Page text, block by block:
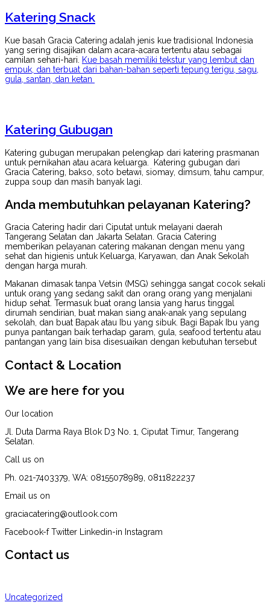
Katering Snack
Kue basah Gracia Catering adalah jenis kue tradisional Indonesia
yang sering disajikan dalam acara-acara tertentu atau sebagai
camilan sehari-hari.
Kue basah memiliki tekstur yang lembut dan
empuk, dan terbuat dari bahan-bahan seperti tepung terigu, sagu,
gula, santan, dan ketan
Katering Gubugan
Katering gubugan merupakan pelengkap dari katering prasmanan
untuk pernikahan atau acara keluarga. Katering gubugan dari
Gracia Catering, bakso, soto betawi, siomay, dimsum, tahu campur,
zuppa soup dan masih banyak lagi.
Anda membutuhkan pelayanan Katering?
Gracia Catering hadir dari Ciputat untuk melayani daerah
Tangerang Selatan dan Jakarta Selatan. Gracia Catering
memberikan pelayanan catering makanan dengan menu yang
sehat dan higienis untuk Keluarga, Karyawan, dan Anak Sekolah
dengan harga murah.
Makanan dimasak tanpa Vetsin (MSG) sehingga sangat cocok sekali
untuk orang yang sedang sakit dan orang orang yang menjalani
hidup sehat. Termasuk buat orang lansia yang harus tinggal
dirumah sendirian, buat makan siang anak-anak yang sepulang
sekolah, dan buat Bapak atau Ibu yang sibuk. Bagi Bapak Ibu yang
punya pantangan baik terhadap garam, gula, seafood tertentu atau
pantangan yang lain bisa disesuaikan dengan kebutuhan tersebut
Contact & Location​
We are here for you​
Our location
Jl. Duta Darma Raya Blok D3 No. 1, Ciputat Timur, Tangerang
Selatan.
Call us on
Ph. 021-7403379, WA: 08155078989, 0811822237
Email us on
graciacatering@outlook.com
Facebook-f Twitter Linkedin-in Instagram
Contact us
Uncategorized